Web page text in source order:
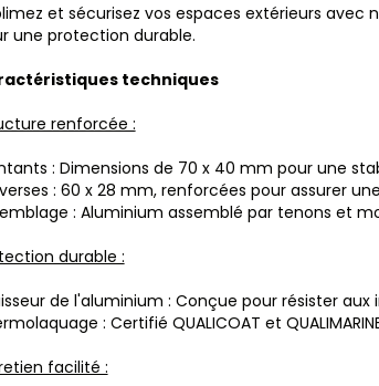
et sécurisez vos espaces extérieurs
une protection durable.
techniques
renforcée :
: Dimensions de 70 x 40 mm pour une
: 60 x 28 mm, renforcées pour assurer
: Aluminium assemblé par tenons et
durable :
de l'aluminium : Conçue pour résister
: Certifié QUALICOAT et
facilité :